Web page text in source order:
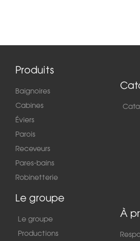
Produits
Baignoires
Cabines
Éviers
Parois
Receveurs
Pares-bains
Robinetterie
Le groupe
Le groupe
Productions
À